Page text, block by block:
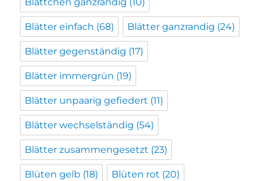
Blättchen ganzrandig (10)
Blätter einfach (68) Blätter ganzrandig (24)
Blätter gegenständig (17)
Blätter immergrün (19)
Blätter unpaarig gefiedert (11)
Blätter wechselständig (54)
Blätter zusammengesetzt (23)
Blüten gelb (18) Blüten rot (20)